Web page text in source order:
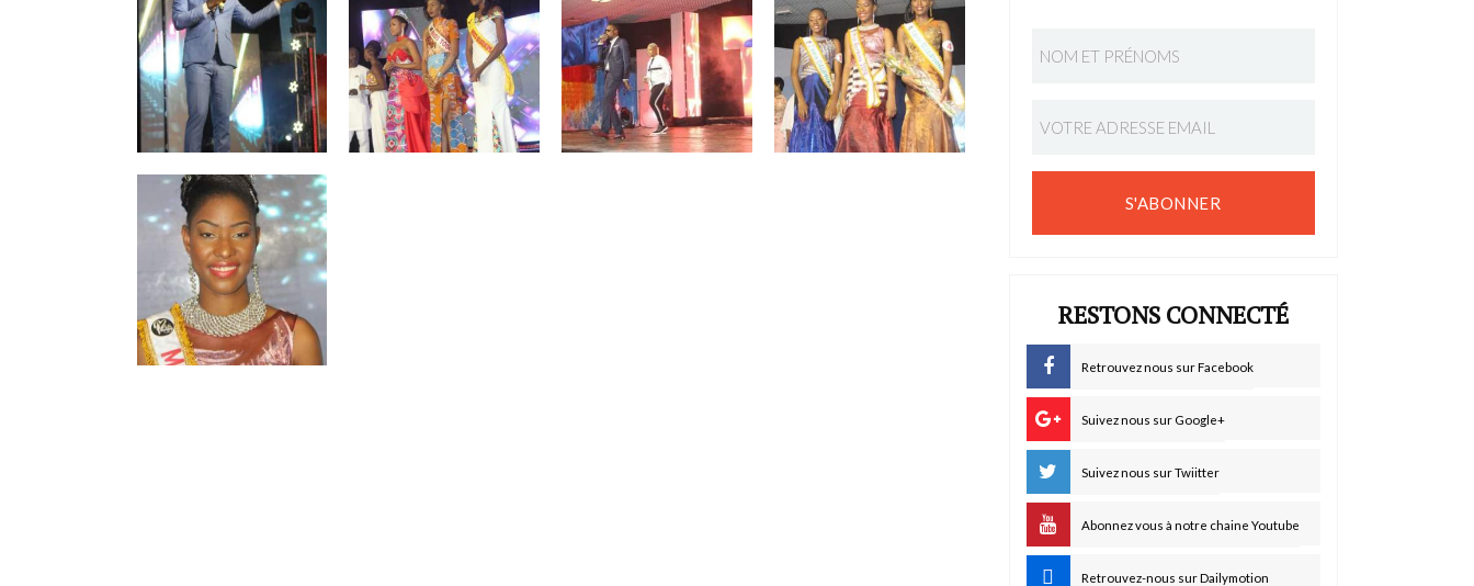
S'ABONNER
RESTONS CONNECTÉ
Retrouvez nous sur Facebook
Suivez nous sur Google+
Suivez nous sur Twiitter
Abonnez vous à notre chaine Youtube
Retrouvez-nous sur Dailymotion